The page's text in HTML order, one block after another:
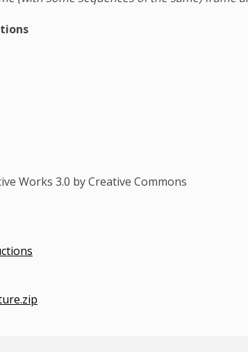
Works 3.0 by Creative Commons